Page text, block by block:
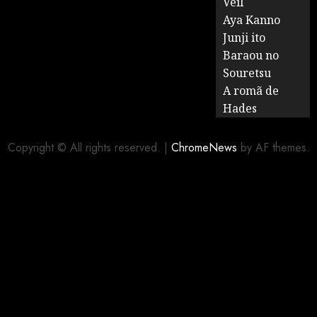
Aya Kanno
Junji ito
Baraou no
Souretsu
A romã de
Hades
Copyright © All rights reserved. | ChromeNews by AF themes.